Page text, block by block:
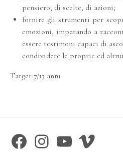
pensiero, di scelte, di azioni;
fornire gli strumenti per
emozioni, imparando a
essere testimoni capaci di
condividere le proprie ed
Target 7/13 anni
Facebook
Instagram
YouTube
Vimeo